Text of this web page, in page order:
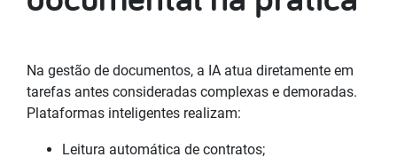
Na gestão de documentos, a IA atua diretamente em
tarefas antes consideradas complexas e demoradas.
Plataformas inteligentes realizam:
Leitura automática de contratos;